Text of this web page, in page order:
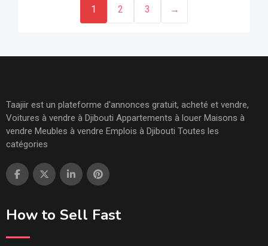
1 2 3 →
Taajiir est un plateforme d'annonces gratuit, acheté et vendre,
Voitures à vendre à Djibouti Appartements à louer Maisons à
vendre Meubles à vendre Emplois à Djibouti Toutes les
catégories
How to Sell Fast